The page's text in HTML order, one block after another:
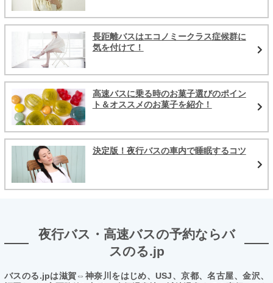
長距離バスはエコノミークラス症候群に
気を付けて！
高速バスに乗る時のお菓子選びのポイン
ト＆オススメのお菓子を紹介！
決定版！夜行バスの車内で睡眠するコツ
夜行バス・高速バスの予約ならバ
スのる.jp
バスのる.jpは滋賀⇔神奈川をはじめ、USJ、京都、名古屋、金沢、